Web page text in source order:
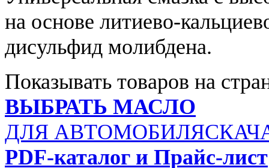
на основе литиево-
дисульфид молибдена.
Показывать товаров на
ВЫБРАТЬ МАСЛО
ДЛЯ АВТОМОБИЛЯ
PDF-каталог и Прайс-лист